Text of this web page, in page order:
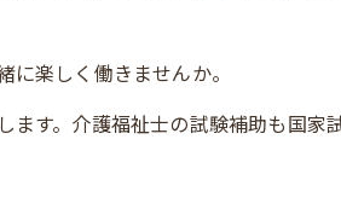
楽しく働きませんか。
ます。介護福祉士の試験補助も国家